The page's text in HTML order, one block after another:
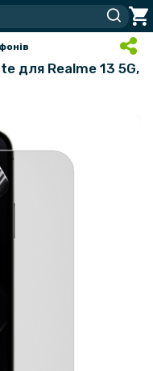
для Realme 13 5G​,